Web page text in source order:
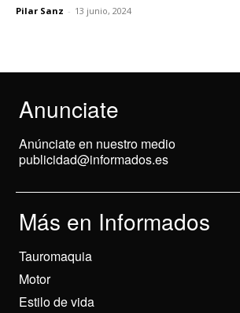
Pilar Sanz - 13 junio, 2024
Anunciate
Anúnciate en nuestro medio
publicidad@informados.es
Más en Informados
Tauromaquia
Motor
Estilo de vida